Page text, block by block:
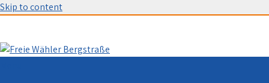
Skip to content